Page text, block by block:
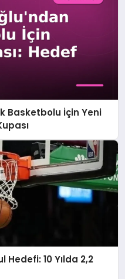
Basketbolu İçin Yeni
Hedefi: 10 Yılda 2,2